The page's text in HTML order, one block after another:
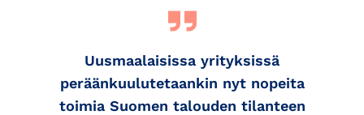
Uusmaalaisissa yrityksissä
peräänkuulutetaankin nyt nopeita
toimia Suomen talouden tilanteen